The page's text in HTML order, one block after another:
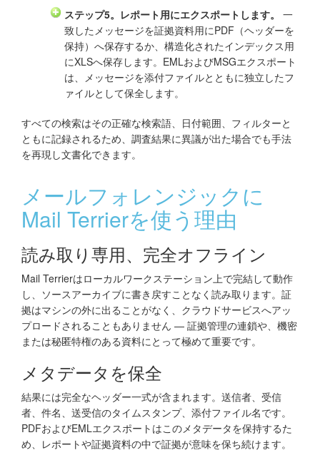
ステップ5。レポート用にエクスポートします。
一
致したメッセージを証拠資料用にPDF（ヘッダーを
保持）へ保存するか、構造化されたインデックス用
にXLSへ保存します。EMLおよびMSGエクスポート
は、メッセージを添付ファイルとともに独立したフ
ァイルとして保全します。
すべての検索はその正確な検索語、日付範囲、フィルターと
ともに記録されるため、調査結果に異議が出た場合でも手法
を再現し文書化できます。
メールフォレンジックに
Mail Terrierを使う理由
読み取り専用、完全オフライン
Mail Terrierはローカルワークステーション上で完結して動作
し、ソースアーカイブに書き戻すことなく読み取ります。証
拠はマシンの外に出ることがなく、クラウドサービスへアッ
プロードされることもありません — 証拠管理の連鎖や、機密
または秘匿特権のある資料にとって極めて重要です。
メタデータを保全
結果には完全なヘッダー一式が含まれます。送信者、受信
者、件名、送受信のタイムスタンプ、添付ファイル名です。
PDFおよびEMLエクスポートはこのメタデータを保持するた
め、レポートや証拠資料の中で証拠が意味を保ち続けます。